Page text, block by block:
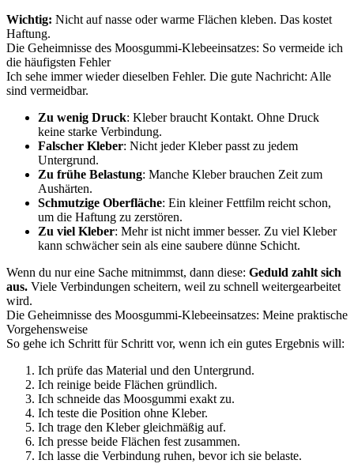
Wichtig: Nicht auf nasse oder warme Flächen kleben. Das kostet
Haftung.
Die Geheimnisse des Moosgummi-Klebeeinsatzes: So vermeide ich
die häufigsten Fehler
Ich sehe immer wieder dieselben Fehler. Die gute Nachricht: Alle
sind vermeidbar.
Zu wenig Druck: Kleber braucht Kontakt. Ohne Druck
keine starke Verbindung.
Falscher Kleber: Nicht jeder Kleber passt zu jedem
Untergrund.
Zu frühe Belastung: Manche Kleber brauchen Zeit zum
Aushärten.
Schmutzige Oberfläche: Ein kleiner Fettfilm reicht schon,
um die Haftung zu zerstören.
Zu viel Kleber: Mehr ist nicht immer besser. Zu viel Kleber
kann schwächer sein als eine saubere dünne Schicht.
Wenn du nur eine Sache mitnimmst, dann diese: Geduld zahlt sich
aus. Viele Verbindungen scheitern, weil zu schnell weitergearbeitet
wird.
Die Geheimnisse des Moosgummi-Klebeeinsatzes: Meine praktische
Vorgehensweise
So gehe ich Schritt für Schritt vor, wenn ich ein gutes Ergebnis will:
Ich prüfe das Material und den Untergrund.
Ich reinige beide Flächen gründlich.
Ich schneide das Moosgummi exakt zu.
Ich teste die Position ohne Kleber.
Ich trage den Kleber gleichmäßig auf.
Ich presse beide Flächen fest zusammen.
Ich lasse die Verbindung ruhen, bevor ich sie belaste.